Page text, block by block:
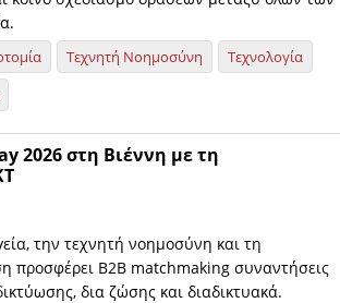
Τεχνητή Νοημοσύνη
Τεχνολογία
2026 στη Βιέννη με τη
την τεχνητή νοημοσύνη και τη
προσφέρει B2B matchmaking συναντήσεις
δια ζώσης και διαδικτυακά.